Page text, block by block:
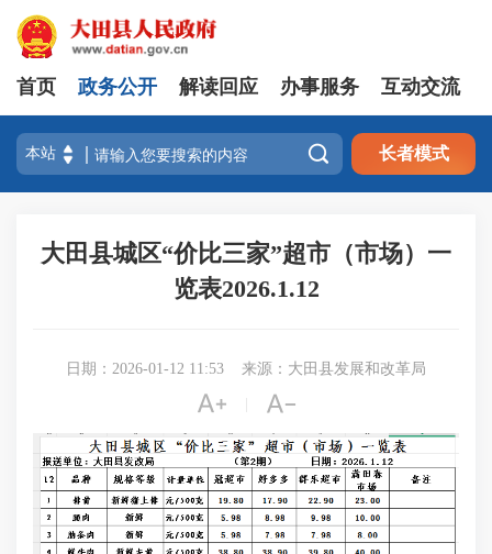
首页 政务公开 解读回应 办事服务 互动交流
 长者模式
大田县城区“价比三家”超市（市场）一
览表2026.1.12
日期：2026-01-12 11:53 来源：大田县发展和改革局
 